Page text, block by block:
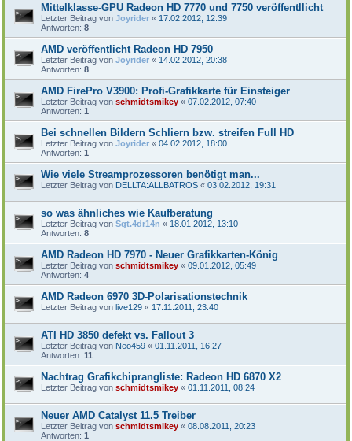
Mittelklasse-GPU Radeon HD 7770 und 7750 veröffentllicht
Letzter Beitrag von Joyrider « 17.02.2012, 12:39
Antworten: 8
AMD veröffentlicht Radeon HD 7950
Letzter Beitrag von Joyrider « 14.02.2012, 20:38
Antworten: 8
AMD FirePro V3900: Profi-Grafikkarte für Einsteiger
Letzter Beitrag von schmidtsmikey « 07.02.2012, 07:40
Antworten: 1
Bei schnellen Bildern Schliern bzw. streifen Full HD
Letzter Beitrag von Joyrider « 04.02.2012, 18:00
Antworten: 1
Wie viele Streamprozessoren benötigt man...
Letzter Beitrag von DELLTA:ALLBATROS « 03.02.2012, 19:31
so was ähnliches wie Kaufberatung
Letzter Beitrag von Sgt.4dr14n « 18.01.2012, 13:10
Antworten: 8
AMD Radeon HD 7970 - Neuer Grafikkarten-König
Letzter Beitrag von schmidtsmikey « 09.01.2012, 05:49
Antworten: 4
AMD Radeon 6970 3D-Polarisationstechnik
Letzter Beitrag von live129 « 17.11.2011, 23:40
ATI HD 3850 defekt vs. Fallout 3
Letzter Beitrag von Neo459 « 01.11.2011, 16:27
Antworten: 11
Nachtrag Grafikchiprangliste: Radeon HD 6870 X2
Letzter Beitrag von schmidtsmikey « 01.11.2011, 08:24
Neuer AMD Catalyst 11.5 Treiber
Letzter Beitrag von schmidtsmikey « 08.08.2011, 20:23
Antworten: 1